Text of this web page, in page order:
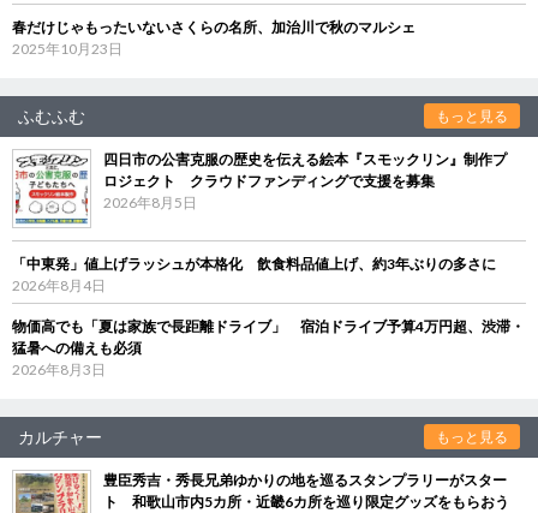
春だけじゃもったいないさくらの名所、加治川で秋のマルシェ
2025年10月23日
ふむふむ もっと見る
四日市の公害克服の歴史を伝える絵本『スモックリン』制作プ
ロジェクト クラウドファンディングで支援を募集
2026年8月5日
「中東発」値上げラッシュが本格化 飲食料品値上げ、約3年ぶりの多さに
2026年8月4日
物価高でも「夏は家族で長距離ドライブ」 宿泊ドライブ予算4万円超、渋滞・
猛暑への備えも必須
2026年8月3日
カルチャー もっと見る
豊臣秀吉・秀長兄弟ゆかりの地を巡るスタンプラリーがスター
ト 和歌山市内5カ所・近畿6カ所を巡り限定グッズをもらおう